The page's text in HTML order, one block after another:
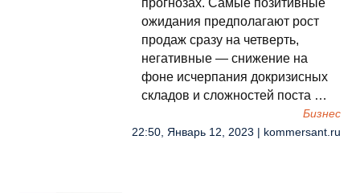
прогнозах. Самые позитивные
ожидания предполагают рост
продаж сразу на четверть,
негативные — снижение на
фоне исчерпания докризисных
складов и сложностей поста …
Бизнес
22:50, Январь 12, 2023 | kommersant.ru